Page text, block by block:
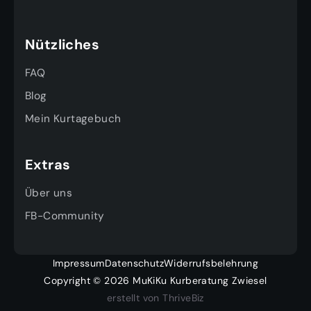
Nützliches
FAQ
Blog
Mein Kurtagebuch
Extras
Über uns
FB-Community
Copyright © 2026 MuKiKu Kurberatung Zwiesel
ImpressumDatenschutzWiderrufsbelehrung
erstellt von ThriveBiz